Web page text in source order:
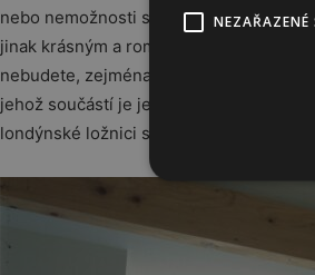
nebo nemožnosti střešních oken
jinak krásným a romantickým divadlem
nebudete, zejména na jaře a v létě,
jehož součástí je jedna místnost, tedy
londýnské ložnici s falešným (lépe
NEZAŘAZENÉ